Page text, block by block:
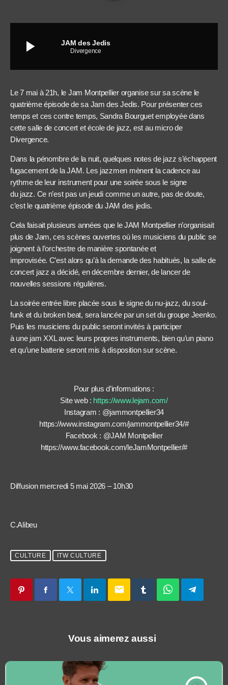
play_arrow JAM des Jedis
Divergence
Le 7 mai à 21h, le Jam Montpellier organise sur sa scène le
quatrième épisode de sa Jam des Jedis. Pour présenter ces
temps et ces contre temps, Sandra Bourguet employée dans
cette salle de concert et école de jazz, est au micro de
Divergence.
Dans la pénombre de la nuit, quelques notes de jazz s’échappent
fugacement de la JAM. Les jazzmen mènent la cadence au
rythme de leur instrument pour une soirée sous le signe
du jazz. Ce n’est pas un jeudi comme un autre, pas de doute,
c’est le quatrième épisode du JAM des jedis.
Cela faisait plusieurs années que le JAM Montpellier n’organisait
plus de Jam, ces scènes ouvertes où les musiciens du public se
joignent à l’orchestre de manière spontanée et
improvisée. C’est alors qu’à la demande des habitués, la salle de
concert jazz a décidé, en décembre dernier, de lancer de
nouvelles sessions régulières.
La soirée entrée libre placée sous le signe du nu-jazz, du soul-
funk et du broken beat, sera lancée par un set du groupe Jeenko.
Puis les musiciens du public seront invités à participer
à une jam XXL avec leurs propres instruments, bien qu’un piano
et qu’une batterie seront mis à disposition sur scène.
Pour plus d’informations :
Site web : https://www.lejam.com/
Instagram : @jammontpellier34
https://www.instagram.com/jammontpellier34/#
Facebook : @JAM Montpellier
https://www.facebook.com/leJamMontpellier/#
Diffusion mercredi 5 mai 2026 – 10h30
C.Alibeu
CULTURE ITW CULTURE
email
Vous aimerez aussi